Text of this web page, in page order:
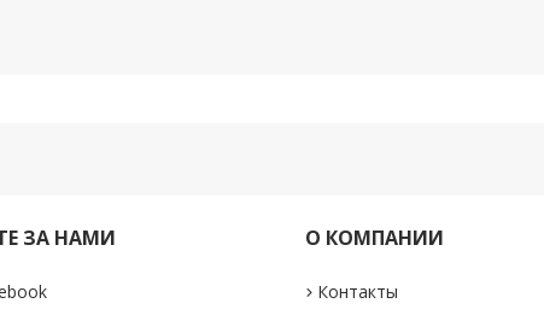
ЗА НАМИ О КОМПАНИИ
Контакты